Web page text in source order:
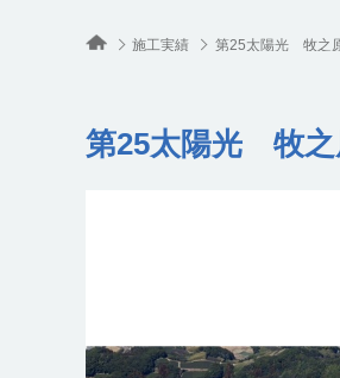
施工実績 第25太陽光 牧之
第25太陽光 牧之